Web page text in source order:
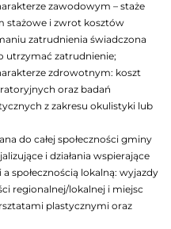
zawodowym – staże
stażowe i zwrot kosztów
zatrudnienia świadczona
utrzymać zatrudnienie;
zdrowotnym: koszt
oraz badań
z zakresu okulistyki lub
do całej społeczności gminy
i działania wspierające
społecznością lokalną: wyjazdy
regionalnej/lokalnej i miejsc
plastycznymi oraz